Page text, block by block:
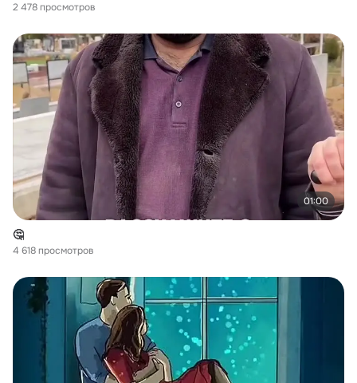
2 478 просмотров
01:00
🤔
4 618 просмотров